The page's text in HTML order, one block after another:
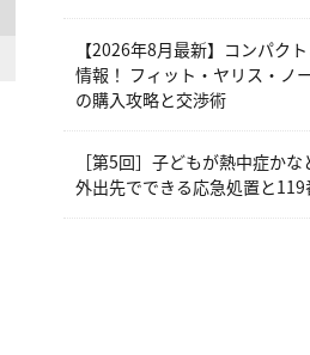
【2026年8月最新】コンパク
情報！ フィット・ヤリス・ノ
の購入攻略と交渉術
［第5回］子どもが熱中症か
外出先でできる応急処置と